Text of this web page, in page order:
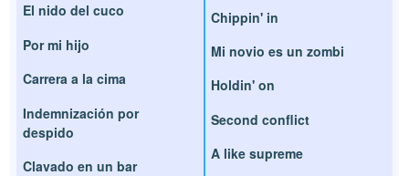
El nido del cuco
Por mi hijo
Carrera a la cima
Indemnización por
despido
Clavado en un bar
Chippin' in
Mi novio es un zombi
Holdin' on
Second conflict
A like supreme